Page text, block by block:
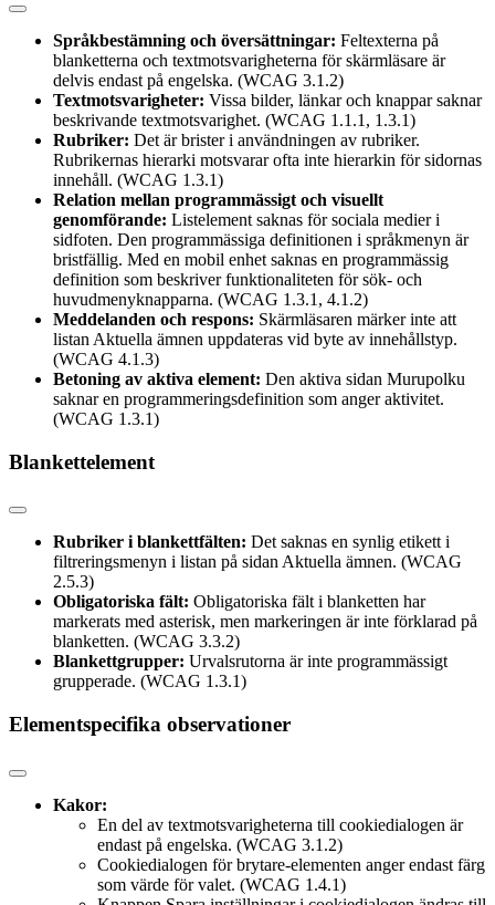
Språkbestämning och översättningar: Feltexterna på
blanketterna och textmotsvarigheterna för skärmläsare är
delvis endast på engelska. (WCAG 3.1.2)
Textmotsvarigheter: Vissa bilder, länkar och knappar saknar
beskrivande textmotsvarighet. (WCAG 1.1.1, 1.3.1)
Rubriker: Det är brister i användningen av rubriker.
Rubrikernas hierarki motsvarar ofta inte hierarkin för sidornas
innehåll. (WCAG 1.3.1)
Relation mellan programmässigt och visuellt
genomförande: Listelement saknas för sociala medier i
sidfoten. Den programmässiga definitionen i språkmenyn är
bristfällig. Med en mobil enhet saknas en programmässig
definition som beskriver funktionaliteten för sök- och
huvudmenyknapparna. (WCAG 1.3.1, 4.1.2)
Meddelanden och respons: Skärmläsaren märker inte att
listan Aktuella ämnen uppdateras vid byte av innehållstyp.
(WCAG 4.1.3)
Betoning av aktiva element: Den aktiva sidan Murupolku
saknar en programmeringsdefinition som anger aktivitet.
(WCAG 1.3.1)
Blankettelement
Rubriker i blankettfälten: Det saknas en synlig etikett i
filtreringsmenyn i listan på sidan Aktuella ämnen. (WCAG
2.5.3)
Obligatoriska fält: Obligatoriska fält i blanketten har
markerats med asterisk, men markeringen är inte förklarad på
blanketten. (WCAG 3.3.2)
Blankettgrupper: Urvalsrutorna är inte programmässigt
grupperade. (WCAG 1.3.1)
Elementspecifika observationer
Kakor:
En del av textmotsvarigheterna till cookiedialogen är
endast på engelska. (WCAG 3.1.2)
Cookiedialogen för brytare-elementen anger endast färg
som värde för valet. (WCAG 1.4.1)